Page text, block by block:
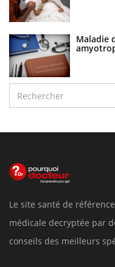
Maladie
Le site santé de
médicale decryptée par
conseils des meilleurs